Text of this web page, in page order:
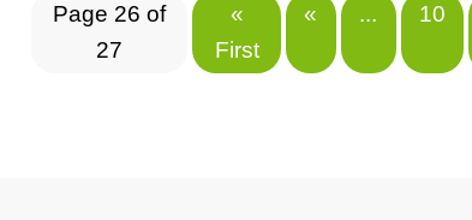
Page 26 of
27
«
First
« ... 10